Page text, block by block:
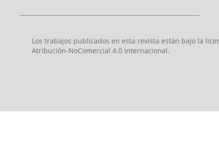
Los trabajos publicados en esta revista están bajo la
Atribución-NoComercial 4.0 Internacional.